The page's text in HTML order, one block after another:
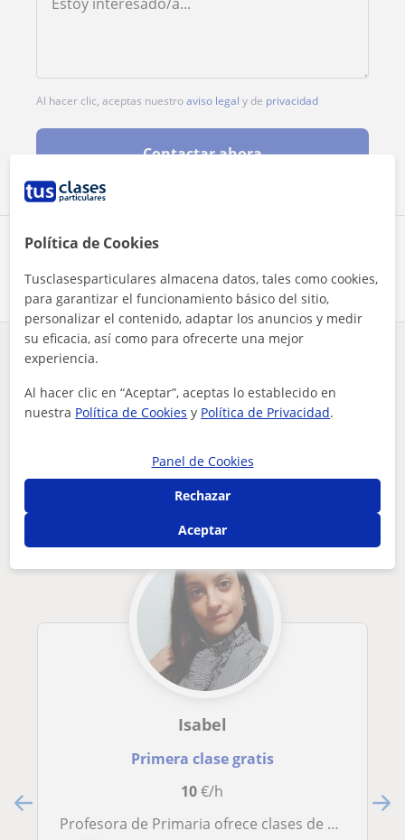
Comparte a este profesor
Al hacer clic, aceptas nuestroaviso legal y de privacidad
Contactar ahora
¿Hay algún error en este perfil?
Tus clases particulares Matemáticas Cuenca
Tarancón
profe de mate para eso, daré clases a adolescentes y jóvenes...
Otros profesores de Matemáticas en
Tarancón que pueden interesarte
Isabel
Primera clase gratis
10€/h
Profesora de Primaria ofrece clases de apoyo para Primaria
Política de Cookies
Tusclasesparticulares almacena datos, tales como cookies,
para garantizar el funcionamiento básico del sitio,
personalizar el contenido, adaptar los anuncios y medir
su eficacia, así como para ofrecerte una mejor
experiencia.
Al hacer clic en “Aceptar”, aceptas lo establecido en
nuestra Política de Cookies y Política de Privacidad.
Panel de Cookies
Rechazar
Aceptar